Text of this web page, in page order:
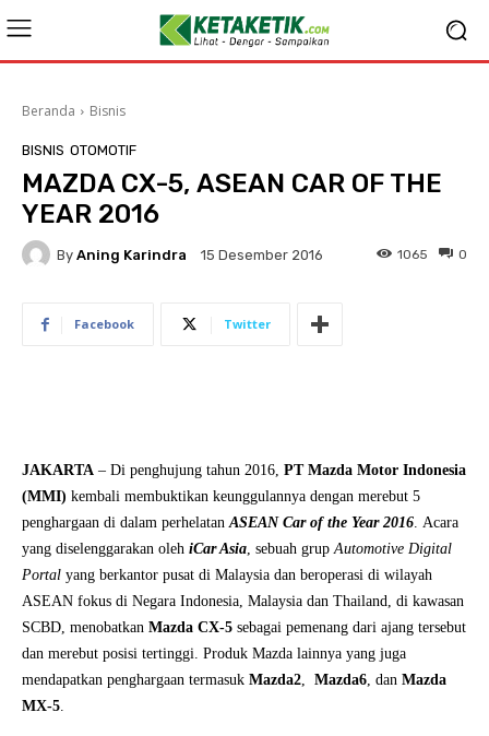
Beranda Bisnis
BISNIS OTOMOTIF
MAZDA CX-5, ASEAN CAR OF THE
YEAR 2016
By Aning Karindra 15 Desember 2016 0
1065
Facebook Twitter
JAKARTA – Di penghujung tahun 2016, PT Mazda Motor Indonesia
(MMI) kembali membuktikan keunggulannya dengan merebut 5
penghargaan di dalam perhelatanASEAN Car of the Year 2016. Acara
yang diselenggarakan oleh iCar Asia, sebuah grupAutomotive Digital
Portal yang berkantor pusat di Malaysia dan beroperasi di wilayah
ASEAN fokus di Negara Indonesia, Malaysia dan Thailand, di kawasan
SCBD, menobatkan Mazda CX-5 sebagai pemenang dari ajang tersebut
dan merebut posisi tertinggi. Produk Mazda lainnya yang juga
mendapatkan penghargaan termasuk Mazda2, Mazda6, dan Mazda
MX-5.